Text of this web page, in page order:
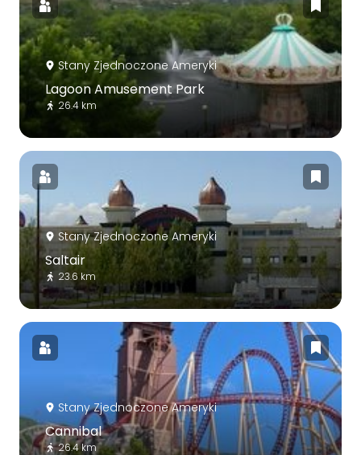
Stany Zjednoczone Ameryki
Lagoon Amusement Park
26.4 km
Stany Zjednoczone Ameryki
Saltair
23.6 km
Stany Zjednoczone Ameryki
Cannibal
26.4 km